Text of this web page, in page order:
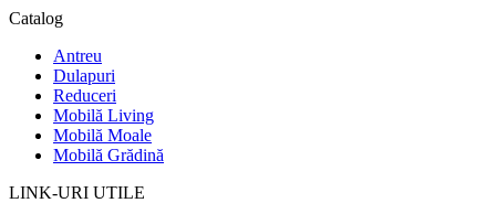
Catalog
Antreu
Dulapuri
Reduceri
Mobilă Living
Mobilă Moale
Mobilă Grădină
LINK-URI UTILE